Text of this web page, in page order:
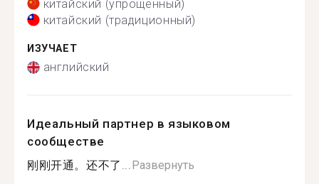
китайский (упрощенный)
китайский (традиционный)
ИЗУЧАЕТ
английский
Идеальный партнер в языковом
сообществе
刚刚开通。还不了...Развернуть